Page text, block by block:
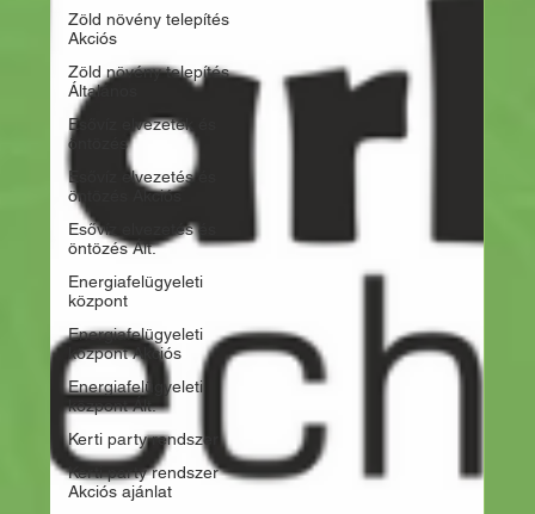
Zöld növény telepítés
Akciós
Zöld növény telepítés
Általános
Esővíz elvezeték és
öntözés
Esővíz elvezetés és
öntözés Akciós
Esővíz elvezetés és
öntözés Ált.
Energiafelügyeleti
központ
Energiafelügyeleti
központ Akciós
Energiafelügyeleti
központ Ált.
Kerti party rendszer
Kerti party rendszer
Akciós ajánlat